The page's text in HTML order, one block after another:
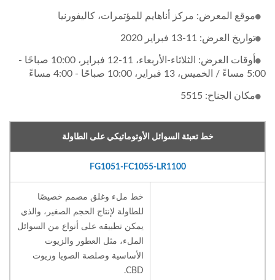
موقع المعرض: مركز أناهايم للمؤتمرات، كاليفورنيا
تواريخ العرض: 11-13 فبراير 2020
أوقات العرض: الثلاثاء-الأربعاء، 11-12 فبراير، 10:00 صباحًا -
5:00 مساءً / الخميس، 13 فبراير، 10:00 صباحًا - 4:00 مساءً
مكان الجناح: 5515
خط تعبئة السوائل الأوتوماتيكي على الطاولة
FG1051-FC1055-LR1100
خط ملء وغلق مصمم خصيصًا
للطاولة لإنتاج الحجم الصغير، والذي
يمكن تطبيقه على أنواع من السوائل
الملء، مثل العطور والزيوت
الأساسية وصلصة الصويا وزيوت
CBD.